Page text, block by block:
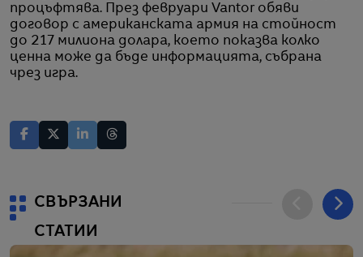
процъфтява. През февруари Vantor обяви
договор с американската армия на стойност
до 217 милиона долара, което показва колко
ценна може да бъде информацията, събрана
чрез игра.
СВЪРЗАНИ
СТАТИИ